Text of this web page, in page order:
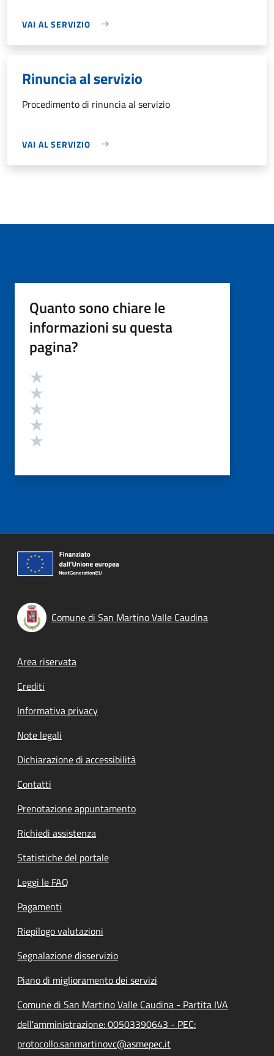
VAI AL SERVIZIO
Rinuncia al servizio
Procedimento di rinuncia al servizio
VAI AL SERVIZIO
Quanto sono chiare le
informazioni su questa
pagina?
Valutazione
Comune di San Martino Valle Caudina
Footer menu
Area riservata
Crediti
Informativa privacy
Note legali
Dichiarazione di accessibilità
Contatti
Prenotazione appuntamento
Richiedi assistenza
Statistiche del portale
Leggi le FAQ
Pagamenti
Riepilogo valutazioni
Segnalazione disservizio
Piano di miglioramento dei servizi
Comune di San Martino Valle Caudina - Partita IVA
dell'amministrazione: 00503390643 - PEC:
protocollo.sanmartinovc@asmepec.it